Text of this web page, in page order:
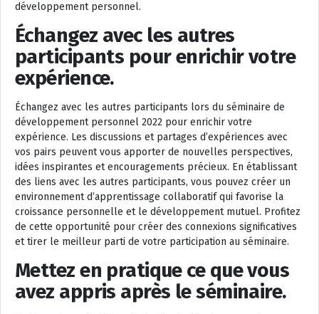
développement personnel.
Échangez avec les autres
participants pour enrichir votre
expérience.
Échangez avec les autres participants lors du séminaire de
développement personnel 2022 pour enrichir votre
expérience. Les discussions et partages d’expériences avec
vos pairs peuvent vous apporter de nouvelles perspectives,
idées inspirantes et encouragements précieux. En établissant
des liens avec les autres participants, vous pouvez créer un
environnement d’apprentissage collaboratif qui favorise la
croissance personnelle et le développement mutuel. Profitez
de cette opportunité pour créer des connexions significatives
et tirer le meilleur parti de votre participation au séminaire.
Mettez en pratique ce que vous
avez appris après le séminaire.